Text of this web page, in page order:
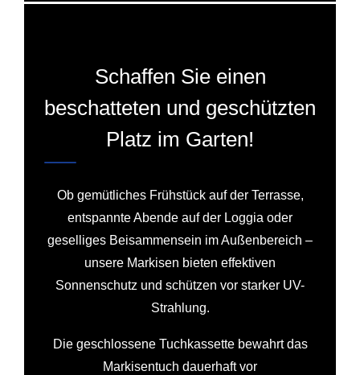
Schaffen Sie einen
beschatteten und geschützten
Platz im Garten!
Ob gemütliches Frühstück auf der Terrasse,
entspannte Abende auf der Loggia oder
geselliges Beisammensein im Außenbereich –
unsere Markisen bieten effektiven
Sonnenschutz und schützen vor starker UV-
Strahlung.
Die geschlossene Tuchkassette bewahrt das
Markisentuch dauerhaft vor